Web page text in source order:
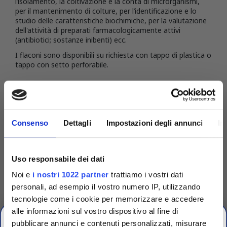
Consenso Dettagli Impostazioni degli annunci
Uso responsabile dei dati
Noi e i nostri 1022 partner trattiamo i vostri dati
personali, ad esempio il vostro numero IP, utilizzando
tecnologie come i cookie per memorizzare e accedere
alle informazioni sul vostro dispositivo al fine di
pubblicare annunci e contenuti personalizzati, misurare
per il mantenimento di colture, per l’identificazione e lo
studio delle caratteristiche biochimiche, per la valutazione
dell'attività di preparati farmacologicamente attivi
(antibiotici; sostanze inibenti) ecc.
I flaconi sono disponibili su richiesta con tappo di plastica o
tappo con setto perforabile.